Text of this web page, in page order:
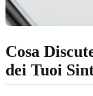
Cosa
dei Tuoi